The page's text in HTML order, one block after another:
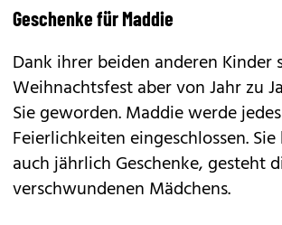
Geschenke für Maddie
Dank ihrer beiden anderen Kinder
Weihnachtsfest aber von Jahr zu
Sie geworden. Maddie werde
Feierlichkeiten eingeschlossen.
auch jährlich Geschenke, gesteht
verschwundenen Mädchens.